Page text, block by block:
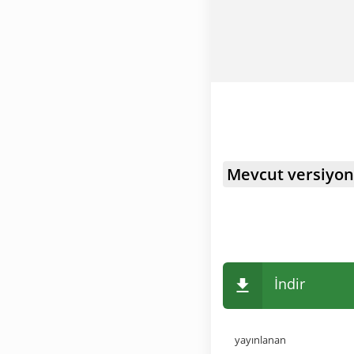
Mevcut
İndir
yayınlanan